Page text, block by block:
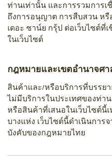
ท่านเท่านั้น และการรวมการเ
ถึงการอนุญาต การสืบสวน หรื
เดอะ ซาน์ย กรุ้ป ต่อเว็บไซต์ที่
ในเว็บไซต์
กฎหมายและเขตอำนาจศ
สินค้าและ/หรือบริการที่บรรย
ไม่มีบริการในประเทศของท่า
หรือสินค้าที่เสนอในเว็บไซต์นี้
บางแห่ง เว็บไซต์นี้ดำเนินการ
บังคับของกฎหมายไทย